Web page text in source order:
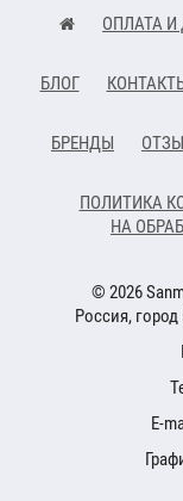
ОПЛАТА И
БЛОГ
БРЕНДЫ
ПОЛИТИКА
НА
© 2026
Россия,
E-